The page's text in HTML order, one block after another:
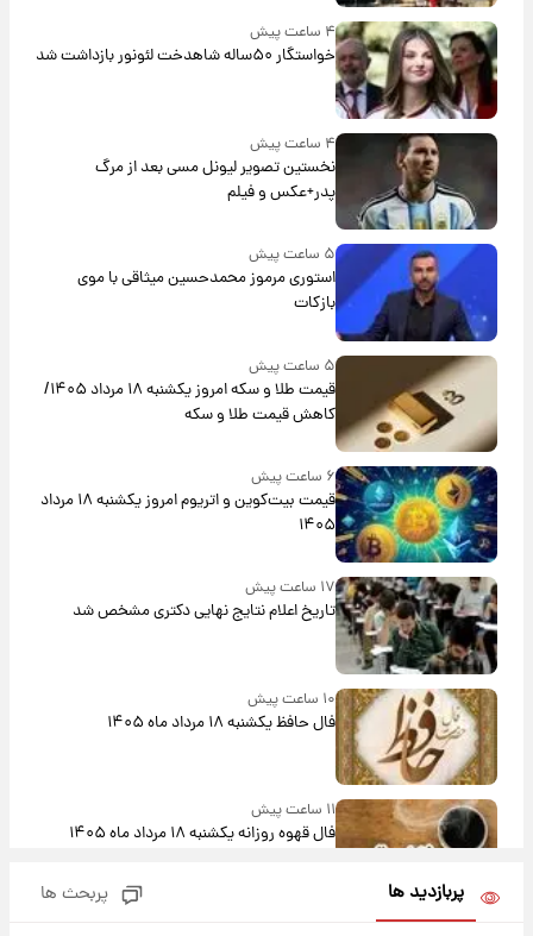
۴ ساعت پیش
خواستگار ۵۰ساله شاهدخت لئونور بازداشت شد
نخستین تصویر لیونل مسی بعد از مرگ
پدر+عکس و فیلم
۵ ساعت پیش
استوری مرموز محمدحسین میثاقی با موی
بازکات
۵ ساعت پیش
قیمت طلا و سکه امروز یکشنبه ۱۸ مرداد ۱۴۰۵/
کاهش قیمت طلا و سکه
۶ ساعت پیش
قیمت بیت‌کوین و اتریوم امروز یکشنبه ۱۸ مرداد
۱۴۰۵
۱۷ ساعت پیش
تاریخ اعلام نتایج نهایی دکتری مشخص شد
۱۰ ساعت پیش
فال حافظ یکشنبه ۱۸ مرداد ماه ۱۴۰۵
۱۱ ساعت پیش
فال قهوه روزانه یکشنبه ۱۸ مرداد ماه ۱۴۰۵
پربازدید ها پربحث ها